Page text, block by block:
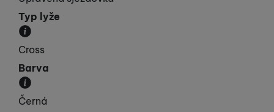
Typ lyže
Kategorie, do které lyže spadá svými vlastnostmi.
Cross
Barva
Převládající barva výrobku.
Černá